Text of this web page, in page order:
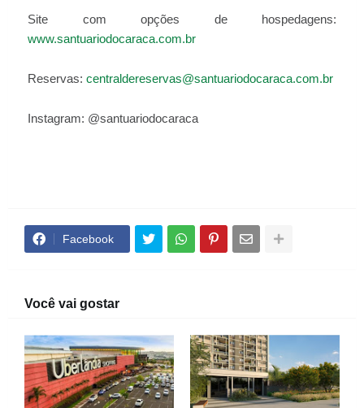
Site com opções de hospedagens:
www.santuariodocaraca.com.br
Reservas: centraldereservas@santuariodocaraca.com.br
Instagram: @santuariodocaraca
Facebook
Você vai gostar